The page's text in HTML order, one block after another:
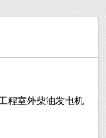
程室外柴油发电机